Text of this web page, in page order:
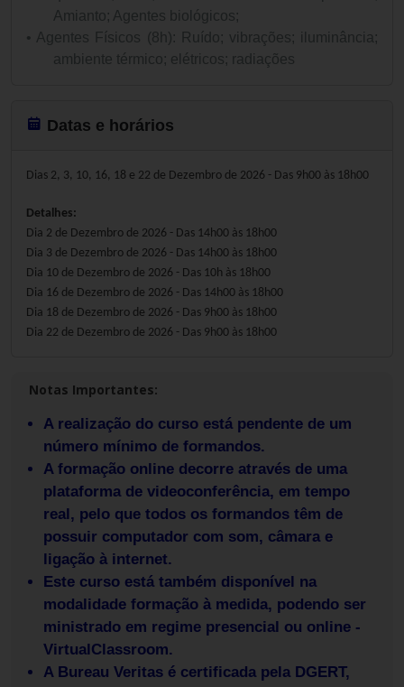
Amianto; Agentes biológicos;
• Agentes Físicos (8h): Ruído; vibrações; iluminância;
ambiente térmico; elétricos; radiações
Datas e horários
Dias 2, 3, 10, 16, 18 e 22 de Dezembro de 2026 - Das 9h00 às 18h00
Detalhes:
Dia 2 de Dezembro de 2026 - Das 14h00 às 18h00
Dia 3 de Dezembro de 2026 - Das 14h00 às 18h00
Dia 10 de Dezembro de 2026 - Das 10h às 18h00
Dia 16 de Dezembro de 2026 - Das 14h00 às 18h00
Dia 18 de Dezembro de 2026 - Das 9h00 às 18h00
Dia 22 de Dezembro de 2026 - Das 9h00 às 18h00
Notas Importantes:
A realização do curso está pendente de um
número mínimo de formandos.
A formação online decorre através de uma
plataforma de videoconferência, em tempo
real, pelo que todos os formandos têm de
possuir computador com som, câmara e
ligação à internet.
Este curso está também disponível na
modalidade formação à medida, podendo ser
ministrado em regime presencial ou online -
VirtualClassroom.
A Bureau Veritas é certificada pela DGERT,